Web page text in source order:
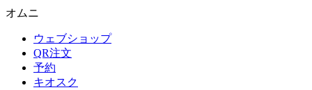
オムニ
ウェブショップ
QR注文
予約
キオスク